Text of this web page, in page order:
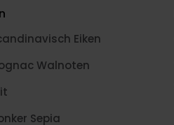
Eiken
Walnoten
Sepia